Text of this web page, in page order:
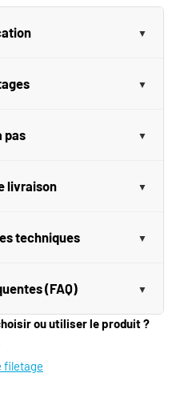
pas
livraison
techniques
(FAQ)
ou utiliser le produit ?
filetage